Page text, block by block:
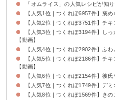
「オムライス」の人気レシピが知り
【人気1位｜つくれぽ6957件】褒
【人気2位｜つくれぽ3751件】チ
【人気3位｜つくれぽ3194件】し
【動画】
【人気4位｜つくれぽ2902件】ふ
【人気5位｜つくれぽ2186件】チ
【動画】
【人気6位｜つくれぽ2154件】彼
【人気7位｜つくれぽ1749件】デミ
【人気8位｜つくれぽ1569件】き